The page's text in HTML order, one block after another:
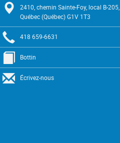
2410, chemin Sainte-Foy, local B-205,
Québec (Québec) G1V 1T3
418 659-6631
Bottin
Écrivez-nous